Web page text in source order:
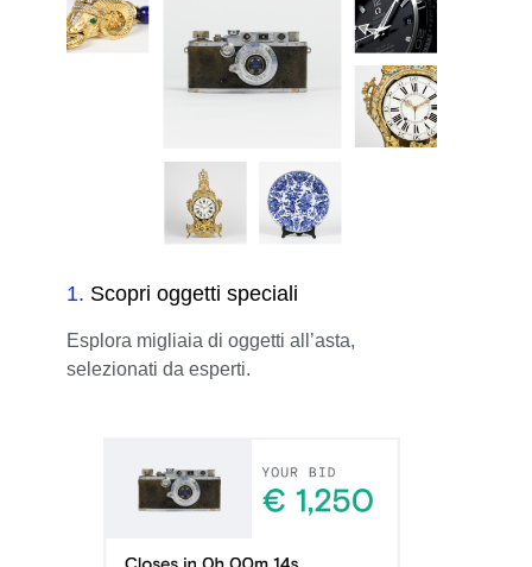
1. Scopri oggetti speciali
Esplora migliaia di oggetti all’asta,
selezionati da esperti.